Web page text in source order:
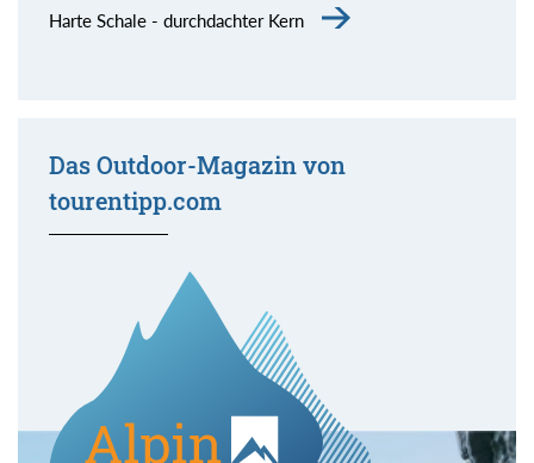
Harte Schale - durchdachter Kern
Das Outdoor-Magazin von
tourentipp.com